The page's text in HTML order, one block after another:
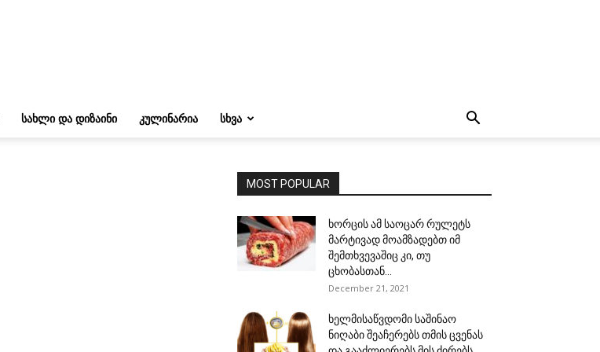
ᲡᲐᲮᲚᲘ ᲓᲐ ᲓᲘᲖᲐᲘᲜᲘ ᲙᲣᲚᲘᲜᲐᲠᲘᲐ ᲡᲮᲕᲐ
MOST POPULAR
ხორცის ამ საოცარ რულეტს
მარტივად მოამზადებთ იმ
შემთხვევაშიც კი, თუ
ცხობასთან...
December 21, 2021
ხელმისაწვდომი საშინაო
ნიღაბი შეაჩერებს თმის ცვენას